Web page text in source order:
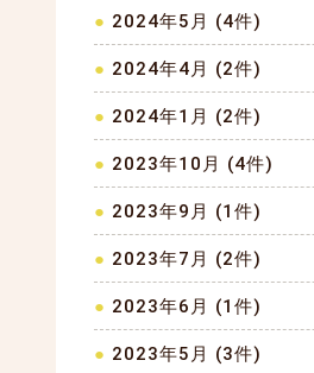
2024年5月 (4件)
2024年4月 (2件)
2024年1月 (2件)
2023年10月 (4件)
2023年9月 (1件)
2023年7月 (2件)
2023年6月 (1件)
2023年5月 (3件)